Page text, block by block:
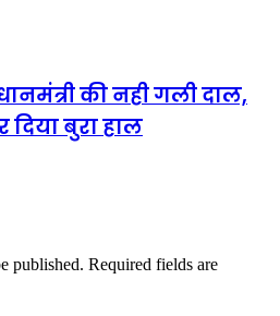
की नही गली दाल,
दिया बुरा हाल
published. Required fields are